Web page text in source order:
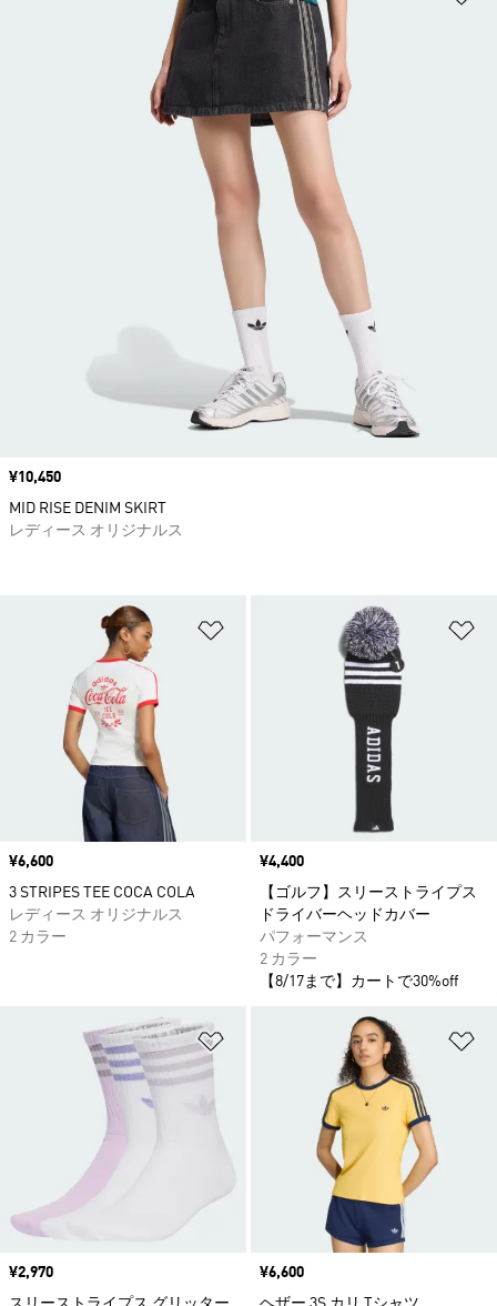
ほしいものリストに追加
価格
¥6,600
3 STRIPES TEE COCA COLA
レディース オリジナルス
2 カラー
価格
¥4,400
【ゴルフ】スリーストライプス
ドライバーヘッドカバー
パフォーマンス
2 カラー
【8/17まで】カートで30%off
ほしいものリストに追加
価格
¥2,970
価格
¥6,600
価格
¥10,450
MID RISE DENIM SKIRT
レディース オリジナルス